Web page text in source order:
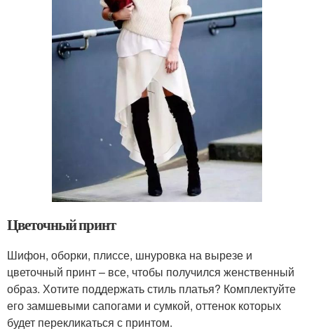
Цветочный принт
Шифон, оборки, плиссе, шнуровка на вырезе и
цветочный принт – все, чтобы получился женственный
образ. Хотите поддержать стиль платья? Комплектуйте
его замшевыми сапогами и сумкой, оттенок которых
будет перекликаться с принтом.